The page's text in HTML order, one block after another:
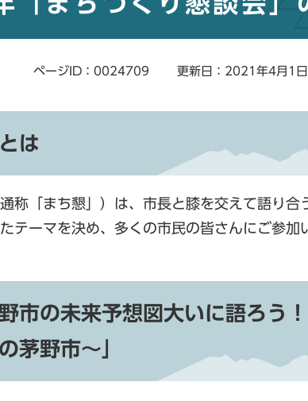
ページID：0024709 更新日：2021年4月1
は
称「まち懇」）は、市長と膝を交えて語り合
テーマを決め、多くの市民の皆さんにご参加
市の未来予想図大いに語ろう
茅野市～」